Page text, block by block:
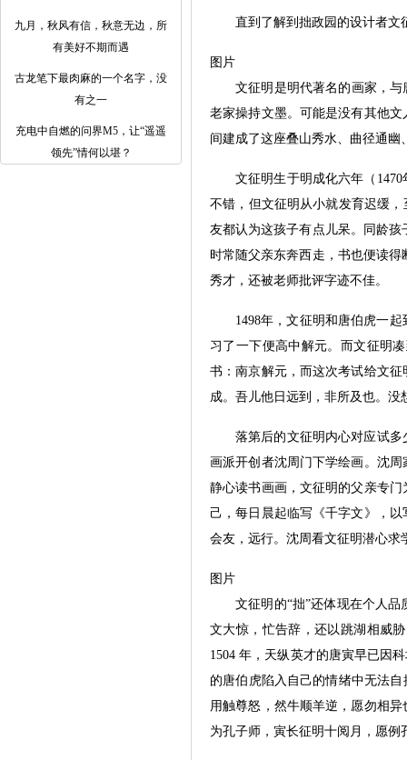
九月，秋风有信，秋意无边，所
有美好不期而遇
古龙笔下最肉麻的一个名字，没
有之一
充电中自燃的问界M5，让“遥遥
领先”情何以堪？
直到了解到拙政园的设计者文
图片
文征明是明代著名的画家，
老家操持文墨。可能是没有其他
间建成了这座叠山秀水、曲径通
文征明生于明成化六年（
不错，但文征明从小就发育迟缓
友都认为这孩子有点儿呆。同龄
时常随父亲东奔西走，书也便读
秀才，还被老师批评字迹不佳。
1498年，文征明和唐伯虎一
习了一下便高中解元。而文征明
书：南京解元，而这次考试给文
成。吾儿他日远到，非所及也。
落第后的文征明内心对应试
画派开创者沈周门下学绘画。沈
静心读书画画，文征明的父亲专
己，每日晨起临写《千字文》，
会友，远行。沈周看文征明潜心
图片
文征明的“拙”还体现在个人
文大惊，忙告辞，还以跳湖相威
1504 年，天纵英才的唐寅早已因
的唐伯虎陷入自己的情绪中无法
用触尊怒，然牛顺羊逆，愿勿相
为孔子师，寅长征明十阅月，愿